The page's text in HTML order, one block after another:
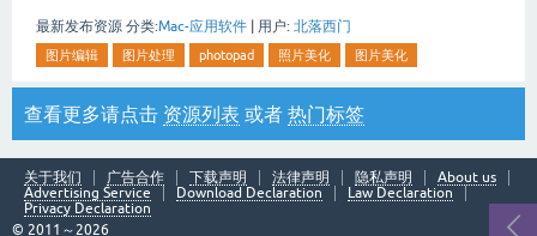
最新发布资源 分类:Mac-应用软件 | 用户: 北落西门
图片编辑 图片处理 photopad 照片美化 图片美化
查看更多请点击 资源列表 或者 热门标签
关于我们 广告合作 下载声明 法律声明 隐私声明
About us
Advertising Service
Download Declaration
Law Declaration
Privacy Declaration
© 2011～2026